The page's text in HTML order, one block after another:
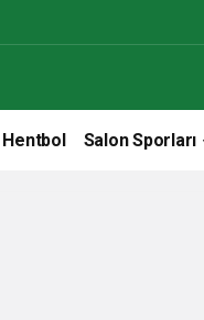
Hentbol Salon Sporları